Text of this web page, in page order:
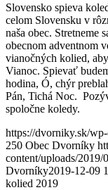
Slovensko spieva
celom Slovensku v
naša obec. Stretneme
obecnom adventnom
vianočných kolied,
Vianoc. Spievať
hodina, Ó, chýr
Pán, Tichá Noc.
spoločne koledy.
https://dvorniky.sk/
250 Obec Dvorníky
content/uploads/
Dvorníky2019-12-09
kolied 2019